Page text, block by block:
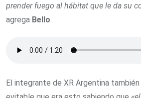
prender fuego al hábitat que le da su
agrega Bello
El integrante de XR Argentina